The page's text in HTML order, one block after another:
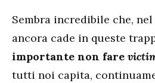
Sembra incredibile che,
ancora cade in queste
importante non fare
tutti noi capita,